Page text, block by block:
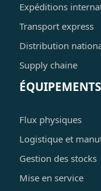
Expéditions
Transport express
Distribution
Supply chaine
ÉQUIPEMENTS
Flux physiques
Logistique et
Gestion des stocks
Mise en service